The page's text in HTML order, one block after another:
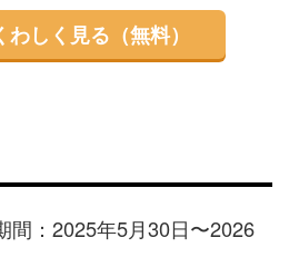
しく見る（無料）
間：2025年5月30日〜2026